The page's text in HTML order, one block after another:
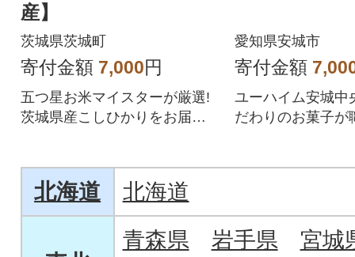
産】
茨城県茨城町
寄付金額 7,000円
五つ星お米マイスターが厳選!
茨城県産こしひかりをお届け
愛知県安城市
寄付金額
ユーハイム安城中
だわりのお菓子が
北海道 北海道
青森県 岩手県
宮城